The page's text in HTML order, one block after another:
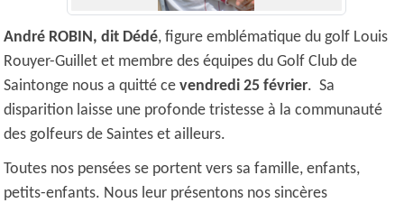
André ROBIN, dit Dédé, figure emblématique du golf Louis
Rouyer-Guillet et membre des équipes du Golf Club de
Saintonge nous a quitté ce vendredi 25 février. Sa
disparition laisse une profonde tristesse à la communauté
des golfeurs de Saintes et ailleurs.
Toutes nos pensées se portent vers sa famille, enfants,
petits-enfants. Nous leur présentons nos sincères